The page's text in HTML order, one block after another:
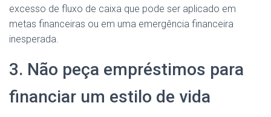
excesso de fluxo de caixa que pode ser aplicado em
metas financeiras ou em uma emergência financeira
inesperada.
3. Não peça empréstimos para
financiar um estilo de vida